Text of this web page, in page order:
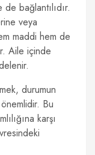
de bağlantılıdır.
veya
maddi hem de
Aile içinde
durumun
Bu
karşı